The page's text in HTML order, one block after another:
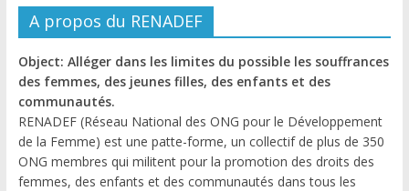
A propos du RENADEF
Object: Alléger dans les limites du possible les souffrances
des femmes, des jeunes filles, des enfants et des
communautés.
RENADEF (Réseau National des ONG pour le Développement
de la Femme) est une patte-forme, un collectif de plus de 350
ONG membres qui militent pour la promotion des droits des
femmes, des enfants et des communautés dans tous les